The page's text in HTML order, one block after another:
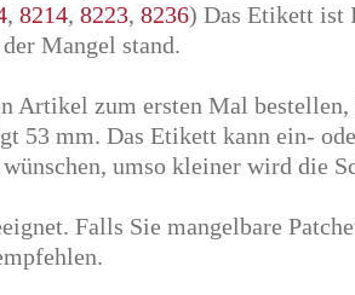
, 8214, 8223, 8236) Das Etikett ist
Mangel stand.
Artikel zum ersten Mal
53 mm. Das Etikett kann ein-
umso kleiner wird die
Falls Sie mangelbare